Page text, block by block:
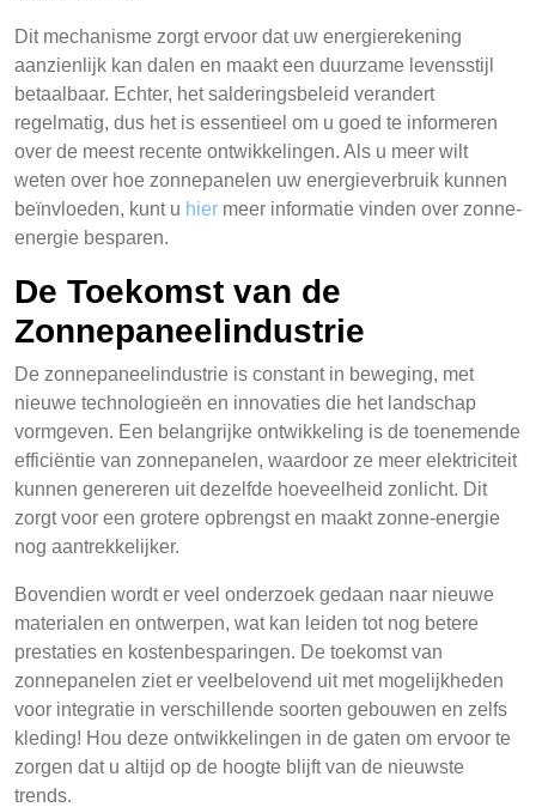
Dit mechanisme zorgt ervoor dat uw energierekening
aanzienlijk kan dalen en maakt een duurzame levensstijl
betaalbaar. Echter, het salderingsbeleid verandert
regelmatig, dus het is essentieel om u goed te informeren
over de meest recente ontwikkelingen. Als u meer wilt
weten over hoe zonnepanelen uw energieverbruik kunnen
beïnvloeden, kunt u hier meer informatie vinden over zonne-
energie besparen.
De Toekomst van de
Zonnepaneelindustrie
De zonnepaneelindustrie is constant in beweging, met
nieuwe technologieën en innovaties die het landschap
vormgeven. Een belangrijke ontwikkeling is de toenemende
efficiëntie van zonnepanelen, waardoor ze meer elektriciteit
kunnen genereren uit dezelfde hoeveelheid zonlicht. Dit
zorgt voor een grotere opbrengst en maakt zonne-energie
nog aantrekkelijker.
Bovendien wordt er veel onderzoek gedaan naar nieuwe
materialen en ontwerpen, wat kan leiden tot nog betere
prestaties en kostenbesparingen. De toekomst van
zonnepanelen ziet er veelbelovend uit met mogelijkheden
voor integratie in verschillende soorten gebouwen en zelfs
kleding! Hou deze ontwikkelingen in de gaten om ervoor te
zorgen dat u altijd op de hoogte blijft van de nieuwste
trends.